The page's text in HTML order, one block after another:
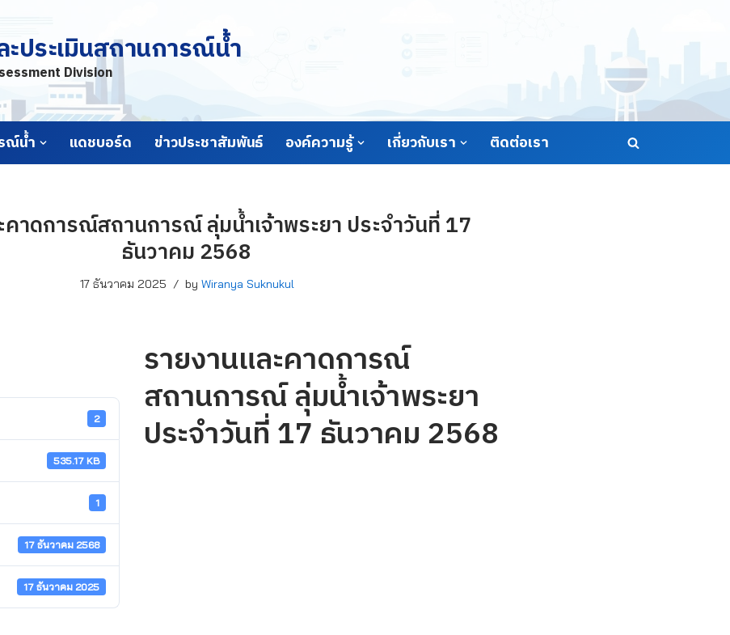
ะประเมินสถานการณ์น้ำ
Division
ณ์น้ำ แดชบอร์ด ข่าวประชาสัมพันธ์ องค์ความรู้ เกี่ยวกับเรา ติดต่อเรา
คาดการณ์สถานการณ์ ลุ่มน้ำเจ้าพระยา ประจำวันที่ 17
ธันวาคม 2568
17 ธันวาคม 2025 by Wiranya Suknukul
2
535.17 KB
1
17 ธันวาคม 2568
17 ธันวาคม 2025
รายงานและคาดการณ์
สถานการณ์ ลุ่มน้ำเจ้าพระยา
ประจำวันที่ 17 ธันวาคม 2568